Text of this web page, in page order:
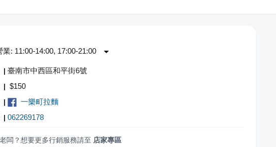
業: 11:00-14:00, 17:00-21:00
| 臺南市中西區和平街6號
| $150
| 一樂町拉麵
| 062269178
闆？想要更多行銷服務請至 店家專區